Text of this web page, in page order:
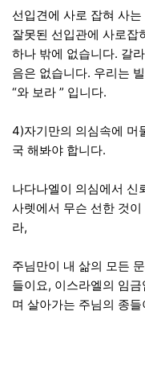
선입견에 사로 잡혀 사
잘못된 선입관에 사로잡
하나 밖에 없습니다. 갈
음은 없습니다. 우리는
“와 보라 ” 입니다.
4)자기만의 의심속에 머
국 해봐야 합니다.
나다나엘이 의심에서 신
사렛에서 무슨 선한 것
라,
주님만이 내 삶의 모든
들이요, 이스라엘의 임
며 살아가는 주님의 종